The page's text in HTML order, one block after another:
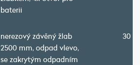
baterii
nerezový závěný žlab
2500 mm, odpad vlevo,
se zakrytým odpadním
30